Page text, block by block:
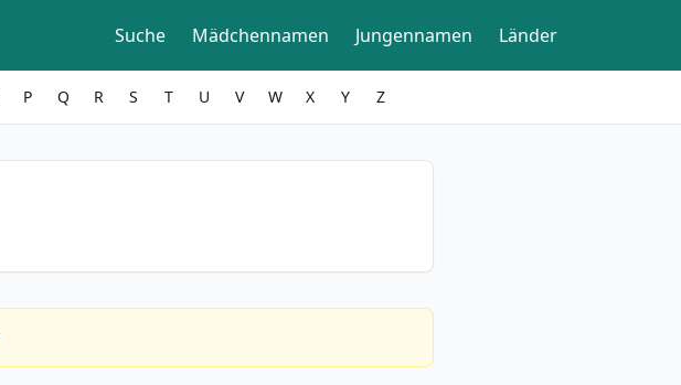
Suche Mädchennamen Jungennamen Länder
P Q R S T U V W X Y Z